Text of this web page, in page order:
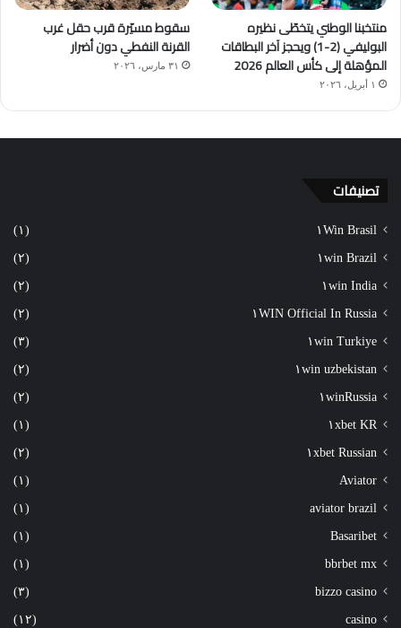
منتخبنا الوطني يتخطّى نظيره
البوليفي (2-1) ويحجز آخر البطاقات
المؤهلة إلى كأس العالم 2026
١ أبريل، ٢٠٢٦
سقوط مسيّرة قرب حقل غرب
القرنة النفطي دون أضرار
٣١ مارس، ٢٠٢٦
تصنيفات
١Win Brasil (١)
١win Brazil (٢)
١win India (٢)
١WIN Official In Russia (٢)
١win Turkiye (٣)
١win uzbekistan (٢)
١winRussia (٢)
١xbet KR (١)
١xbet Russian (٢)
Aviator (١)
aviator brazil (١)
Basaribet (١)
bbrbet mx (١)
bizzo casino (٣)
casino (١٢)